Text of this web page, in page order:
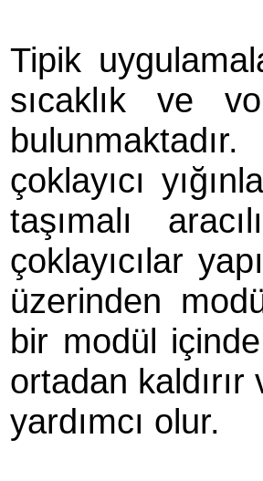
Tipik
sıcaklık ve
çoklayıcı
taşımalı
çoklayıcılar
üzerinden
bir modül
ortadan kaldırır
yardımcı olur.